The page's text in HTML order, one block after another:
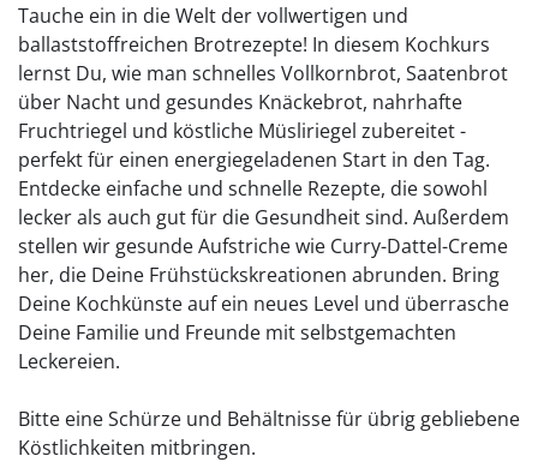
Tauche ein in die Welt der vollwertigen und
ballaststoffreichen Brotrezepte! In diesem Kochkurs
lernst Du, wie man schnelles Vollkornbrot, Saatenbrot
über Nacht und gesundes Knäckebrot, nahrhafte
Fruchtriegel und köstliche Müsliriegel zubereitet -
perfekt für einen energiegeladenen Start in den Tag.
Entdecke einfache und schnelle Rezepte, die sowohl
lecker als auch gut für die Gesundheit sind. Außerdem
stellen wir gesunde Aufstriche wie Curry-Dattel-Creme
her, die Deine Frühstückskreationen abrunden. Bring
Deine Kochkünste auf ein neues Level und überrasche
Deine Familie und Freunde mit selbstgemachten
Leckereien.
Bitte eine Schürze und Behältnisse für übrig gebliebene
Köstlichkeiten mitbringen.